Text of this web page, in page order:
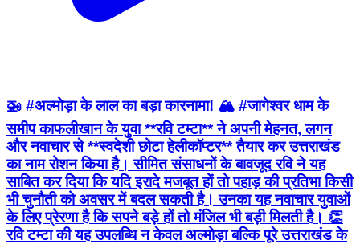
🚁 #अल्मोड़ा के लाल का बड़ा कारनामा! 🏔️ #जागेश्वर धाम के
समीप काफलीखान के युवा **रवि टम्टा** ने अपनी मेहनत, लगन
और नवाचार से **स्वदेशी छोटा हेलीकॉप्टर** तैयार कर उत्तराखंड
का नाम रोशन किया है। सीमित संसाधनों के बावजूद रवि ने यह
साबित कर दिया कि यदि इरादे मजबूत हों तो पहाड़ की प्रतिभा किसी
भी चुनौती को अवसर में बदल सकती है। उनका यह नवाचार युवाओं
के लिए प्रेरणा है कि सपने बड़े हों तो मंजिल भी बड़ी मिलती है। 👏
रवि टम्टा की यह उपलब्धि न केवल अल्मोड़ा बल्कि पूरे उत्तराखंड के